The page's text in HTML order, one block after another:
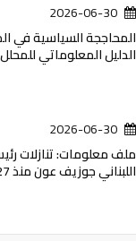
2026-06-30
المحاججة السياسية في
الدليل المعلوماتي
2026-06-30
ملف معلومات: تنازلات
اللبناني جوزيف عون منذ 27-11-2024